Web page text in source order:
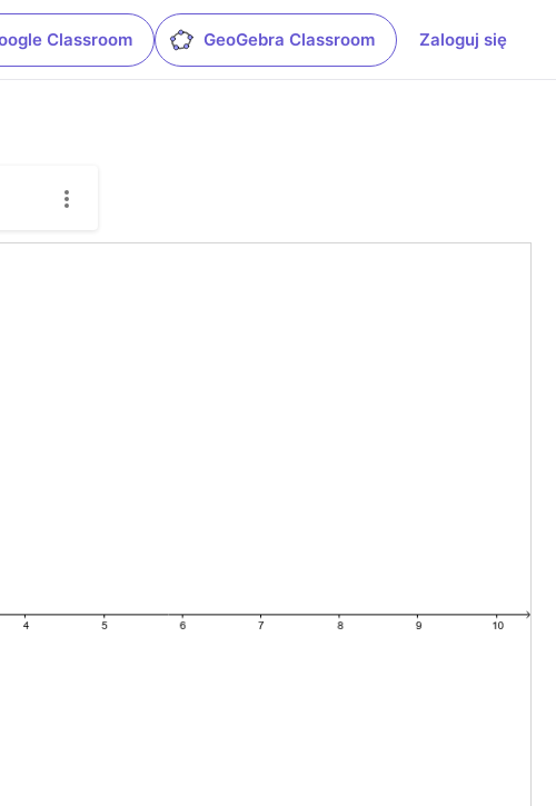
Classroom GeoGebra Classroom Zaloguj się